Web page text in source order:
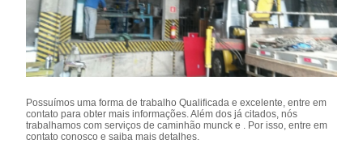
Possuímos uma forma de trabalho Qualificada e excelente, entre em
contato para obter mais informações. Além dos já citados, nós
trabalhamos com serviços de caminhão munck e . Por isso, entre em
contato conosco e saiba mais detalhes.